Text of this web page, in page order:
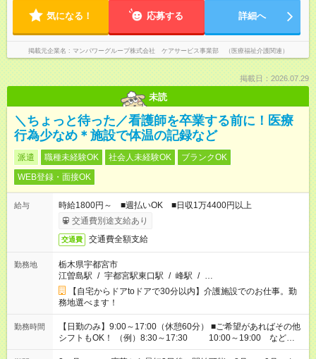
気になる！ 応募する 詳細へ
掲載元企業名 マンパワーグループ株式会社 ケアサービス事業部 （医療福祉介護関連）
掲載日：2026.07.29
未読
＼ちょっと待った／看護師を卒業する前に！医療
行為少なめ＊施設で体温の記録など
派遣 職種未経験OK 社会人未経験OK
ブランクOK
WEB登録・面接OK
給与
時給1800円～ ■週払いOK ■日収1万4400円以上
交通費別途支給あり
交通費 交通費全額支給
勤務地
栃木県宇都宮市
江曽島駅 / 宇都宮駅東口駅 / 峰駅 / …
【自宅からドアtoドアで30分以内】介護施設でのお仕事。勤
務地選べます！
勤務時間
【日勤のみ】9:00～17:00（休憩60分） ■ご希望があればその他
シフトもOK！ （例）8:30～17:30 10:00～19:00 など
「家族とお休みを合わせたい」 「できれば残業はしたくない」